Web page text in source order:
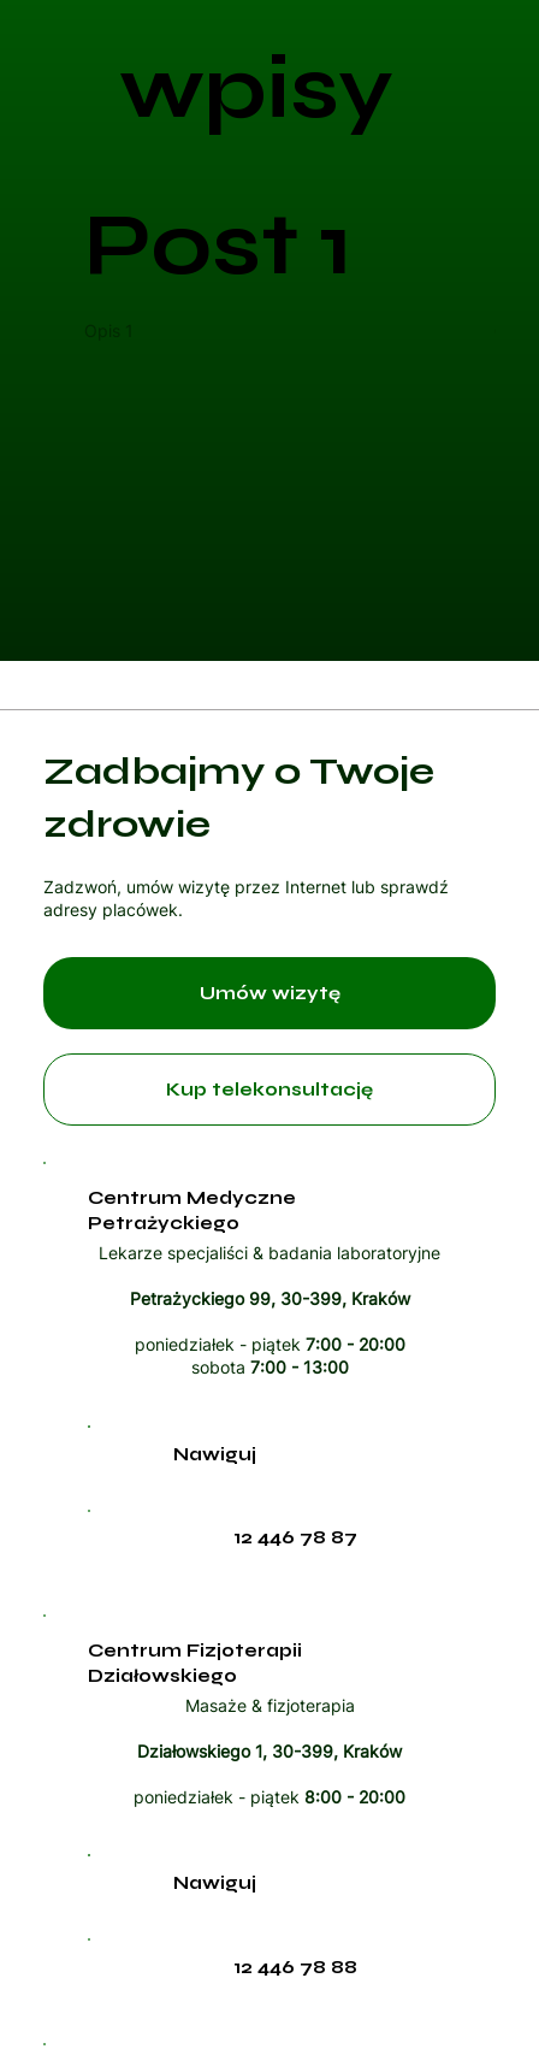
wpisy
Post 1
Opis 1
Zadbajmy o Twoje
zdrowie
Zadzwoń, umów wizytę przez Internet lub sprawdź
adresy placówek.
Kup telekonsultację
Centrum Medyczne
Petrażyckiego
Lekarze specjaliści & badania laboratoryjne
Petrażyckiego 99, 30-399, Kraków
poniedziałek - piątek 7:00 - 20:00
sobota 7:00 - 13:00
12 446 78 87
Nawiguj
Centrum Fizjoterapii
Działowskiego
Masaże & fizjoterapia
Działowskiego 1, 30-399, Kraków
poniedziałek - piątek 8:00 - 20:00
12 446 78 88
Nawiguj
Umów wizytę